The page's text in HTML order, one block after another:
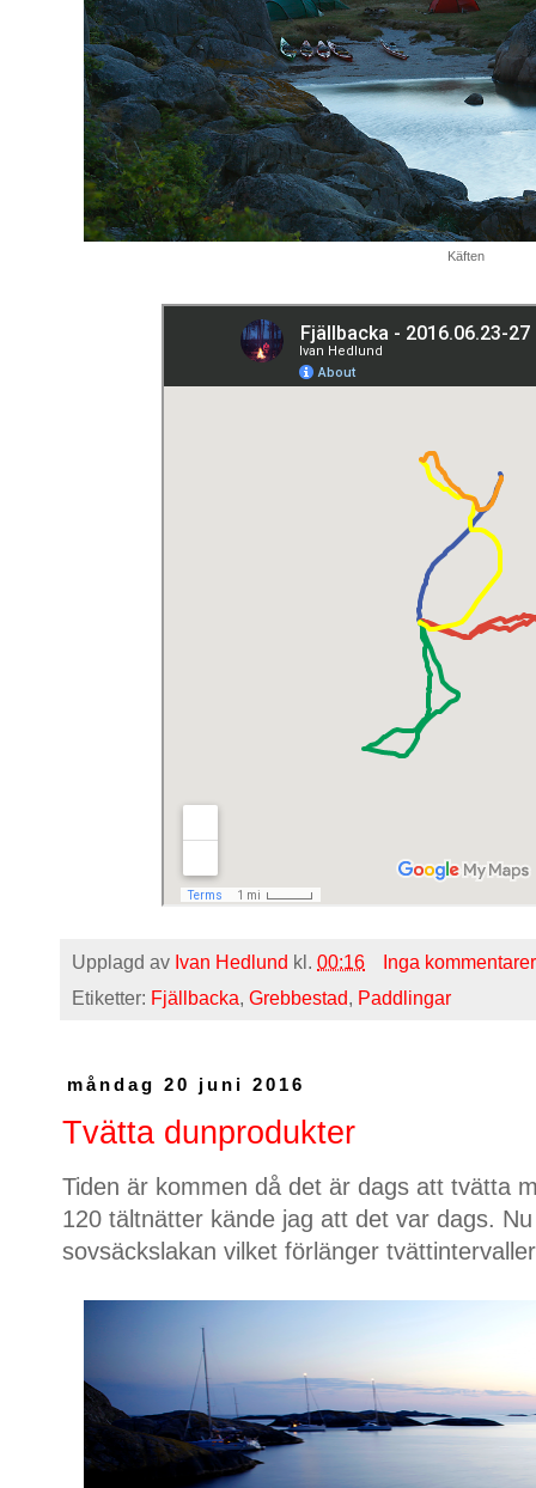
Käften
Upplagd av Ivan Hedlund kl. 00:16
Inga
Etiketter: Fjällbacka Grebbestad Paddlingar
måndag 20 juni 2016
Tvätta dunprodukter
Tiden är kommen då det är dags att tvätta
120 tältnätter kände jag att det var dags.
sovsäckslakan vilket förlänger